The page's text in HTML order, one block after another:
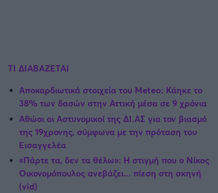
ΤΙ ΔΙΑΒΑΖΕΤΑΙ
Αποκαρδιωτικά στοιχεία του Meteo: Κάηκε το
38% των δασών στην Αττική μέσα σε 9 χρόνια
Αθώοι οι Αστυνομικοί της ΔΙ.ΑΣ για τον βιασμό
της 19χρονης, σύμφωνα με την πρόταση του
Εισαγγελέα
«Πάρτε τα, δεν τα θέλω»: Η στιγμή που ο Νίκος
Οικονομόπουλος ανεβάζει... πίεση στη σκηνή
(vid)